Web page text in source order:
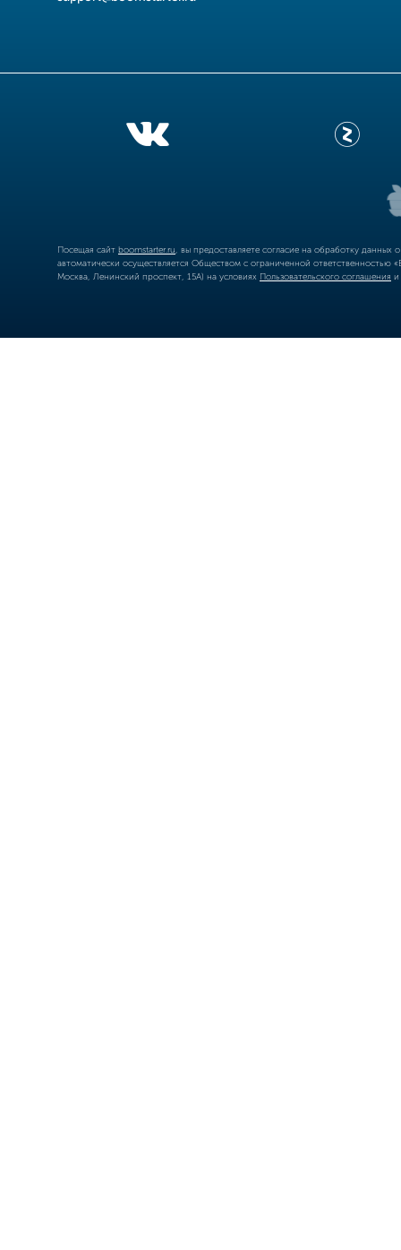
Посещая сайт boomstarter.ru , вы предоставляете согласие на обработку
автоматически осуществляется Обществом с ограниченной
Москва, Ленинский проспект, 15А) на условиях Пользовательского соглашения и